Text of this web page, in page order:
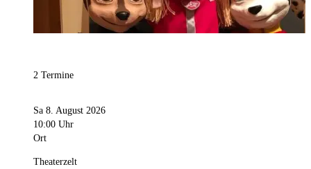
2 Termine
Sa 8. August 2026
10:00 Uhr
Ort
Theaterzelt